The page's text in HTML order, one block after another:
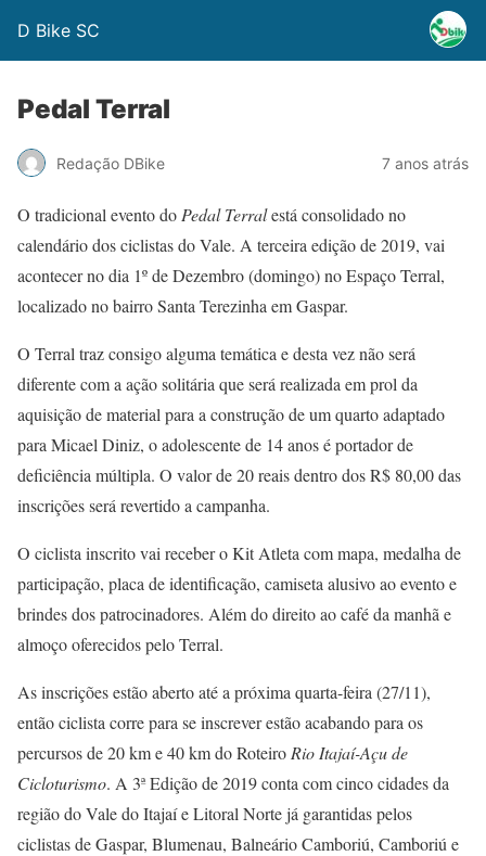
D Bike SC
Pedal Terral
Redação DBike 7 anos atrás
O tradicional evento do Pedal Terralestá consolidado no
calendário dos ciclistas do Vale. A terceira edição de 2019, vai
acontecer no dia 1º de Dezembro (domingo) no Espaço Terral,
localizado no bairro Santa Terezinha em Gaspar.
O Terral traz consigo alguma temática e desta vez não será
diferente com a ação solitária que será realizada em prol da
aquisição de material para a construção de um quarto adaptado
para Micael Diniz, o adolescente de 14 anos é portador de
deficiência múltipla. O valor de 20 reais dentro dos R$ 80,00 das
inscrições será revertido a campanha.
O ciclista inscrito vai receber o Kit Atleta com mapa, medalha de
participação, placa de identificação, camiseta alusivo ao evento e
brindes dos patrocinadores. Além do direito ao café da manhã e
almoço oferecidos pelo Terral.
As inscrições estão aberto até a próxima quarta-feira (27/11),
então ciclista corre para se inscrever estão acabando para os
percursos de 20 km e 40 km do Roteiro Rio Itajaí-Açu de
Cicloturismo. A 3ª Edição de 2019 conta com cinco cidades da
região do Vale do Itajaí e Litoral Norte já garantidas pelos
ciclistas de Gaspar, Blumenau, Balneário Camboriú, Camboriú e